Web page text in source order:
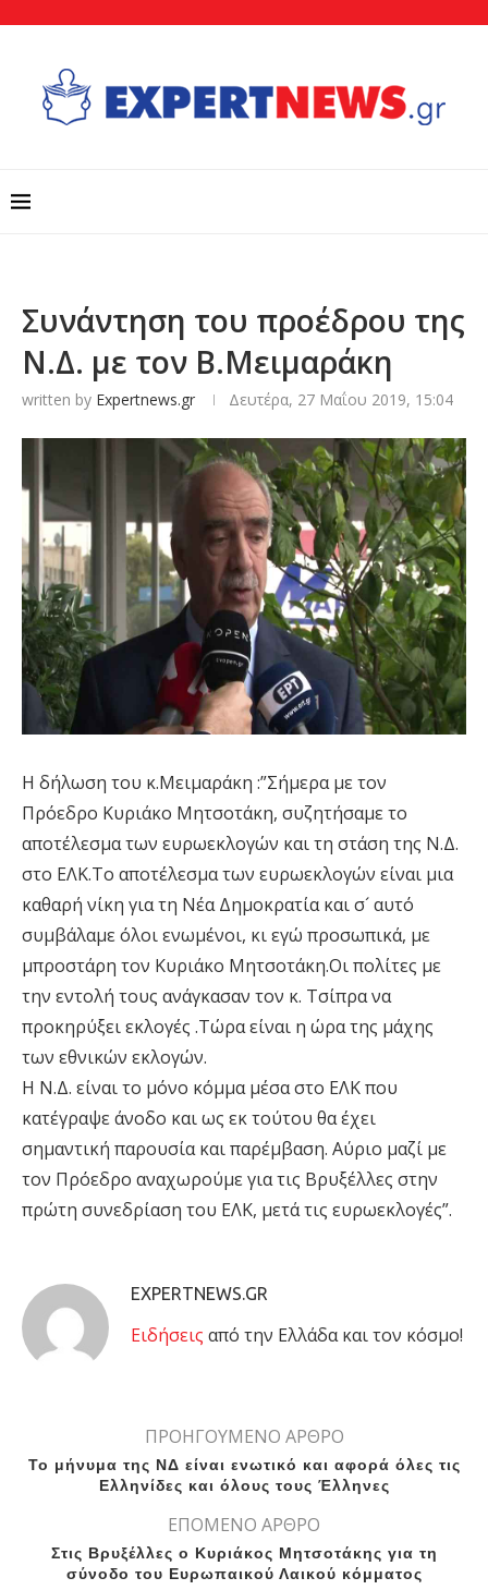
Συνάντηση του προέδρου της
Ν.Δ. με τον Β.Μειμαράκη
written by Expertnews.gr Δευτέρα, 27 Μαΐου 2019, 15:04
Η δήλωση του κ.Μειμαράκη :”Σήμερα με τον
Πρόεδρο Κυριάκο Μητσοτάκη, συζητήσαμε το
αποτέλεσμα των ευρωεκλογών και τη στάση της Ν.Δ.
στο ΕΛΚ.Το αποτέλεσμα των ευρωεκλογών είναι μια
καθαρή νίκη για τη Νέα Δημοκρατία και σ´ αυτό
συμβάλαμε όλοι ενωμένοι, κι εγώ προσωπικά, με
μπροστάρη τον Κυριάκο Μητσοτάκη.Οι πολίτες με
την εντολή τους ανάγκασαν τον κ. Τσίπρα να
προκηρύξει εκλογές .Τώρα είναι η ώρα της μάχης
των εθνικών εκλογών.
Η Ν.Δ. είναι το μόνο κόμμα μέσα στο ΕΛΚ που
κατέγραψε άνοδο και ως εκ τούτου θα έχει
σημαντική παρουσία και παρέμβαση. Αύριο μαζί με
τον Πρόεδρο αναχωρούμε για τις Βρυξέλλες στην
πρώτη συνεδρίαση του ΕΛΚ, μετά τις ευρωεκλογές”.
EXPERTNEWS.GR
Eιδήσεις από την Ελλάδα και τον κόσμο!
ΠΡΟΗΓΟΥΜΕΝΟ ΑΡΘΡΟ
Το μήνυμα της ΝΔ είναι ενωτικό και αφορά όλες τις
Ελληνίδες και όλους τους Έλληνες
ΕΠΟΜΕΝΟ ΑΡΘΡΟ
Στις Βρυξέλλες ο Κυριάκος Μητσοτάκης για τη
σύνοδο του Ευρωπαικού Λαικού κόμματος